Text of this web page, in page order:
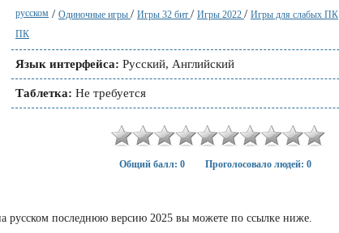
русском / Одиночные игры / Игры 32 бит / Игры 2022 / Игры для слабых ПК
ПК
Язык интерфейса: Русский, Английский
Таблетка: Не требуется
Общий балл: 0 Проголосовало людей: 0
русском последнюю версию 2025 вы можете по ссылке ниже.